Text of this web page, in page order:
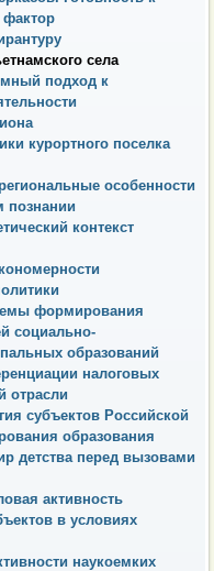
фактор
села
подход к
курортного поселка
особенности
познании
контекст
формирования
социально-
образований
налоговых
отрасли
субъектов Российской
образования
детства перед вызовами
активность
в условиях
наукоемких